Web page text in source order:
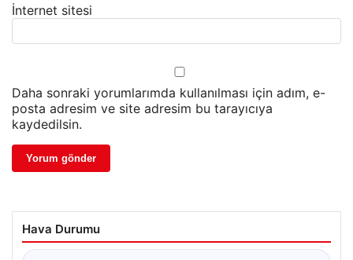
İnternet sitesi
Daha sonraki yorumlarımda kullanılması için adım, e-
posta adresim ve site adresim bu tarayıcıya
kaydedilsin.
Hava Durumu